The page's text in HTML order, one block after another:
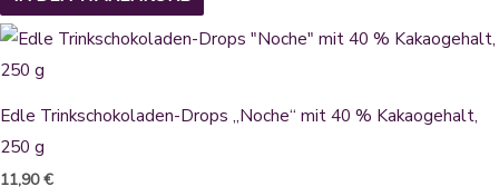
Edle Trinkschokoladen-Drops „Noche“ mit 40 % Kakaogehalt,
250 g
11,90€